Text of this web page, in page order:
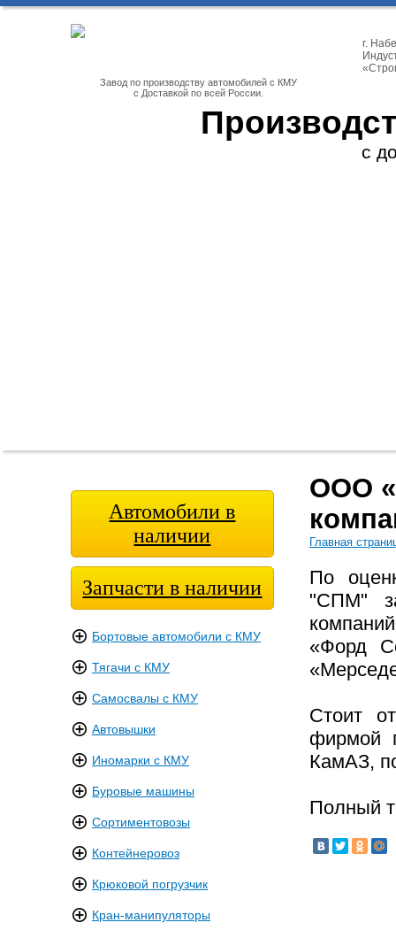
Завод по производству автомобилей с КМУ
с Доставкой по всей России.
г.
с
Автомобили в
наличии
Запчасти в наличии
Бортовые автомобили с КМУ
Тягачи с КМУ
Самосвалы с КМУ
Автовышки
Иномарки с КМУ
Буровые машины
Сортиментовозы
Контейнеровоз
Крюковой погрузчик
Кран-манипуляторы
ООО
Главная
По
"СПМ"
«Форд
Стоит
фирмой
КамАЗ,
Полный